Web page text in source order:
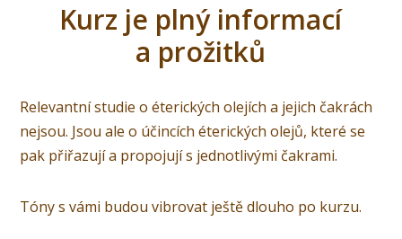
Kurz je plný informací
a prožitků
Relevantní studie o éterických olejích a jejich čakrách
nejsou. Jsou ale o účincích éterických olejů, které se
pak přiřazují a propojují s jednotlivými čakrami.
Tóny s vámi budou vibrovat ještě dlouho po kurzu.